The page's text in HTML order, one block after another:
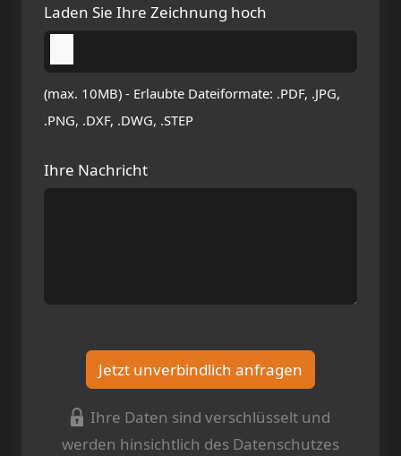
Laden Sie Ihre Zeichnung hoch
(max. 10MB) - Erlaubte Dateiformate: .PDF, .JPG,
.PNG, .DXF, .DWG, .STEP
Ihre Nachricht
Jetzt unverbindlich anfragen
Ihre Daten sind verschlüsselt und
werden hinsichtlich des Datenschutzes